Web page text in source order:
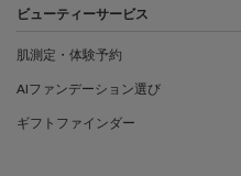
ビューティーサービス
肌測定・体験予約
AIファンデーション選び
ギフトファインダー